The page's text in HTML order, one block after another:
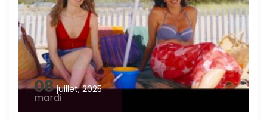
08 juillet, 2025
mardi